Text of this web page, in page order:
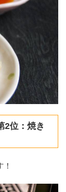
位：焼き